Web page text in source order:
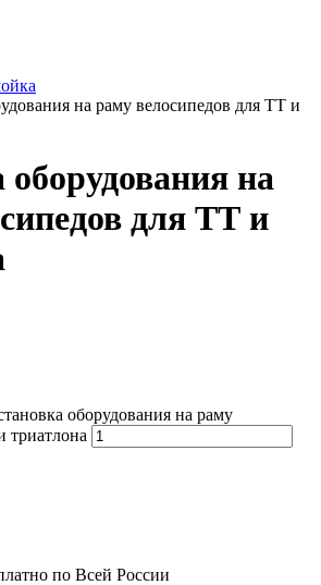
на раму велосипедов для ТТ и
оборудования на
для ТТ и
оборудования на раму
триатлона
по Всей России